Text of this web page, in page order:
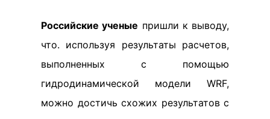
Российские ученые пришли к выводу,
что. используя результаты расчетов,
выполненных с помощью
гидродинамической модели WRF,
можно достичь схожих результатов с